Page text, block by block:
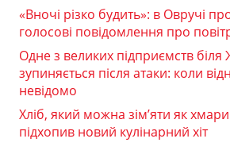
«Вночі різко будить»: в Овручі
голосові повідомлення про
Одне з великих підприємств
зупиняється після атаки: коли
невідомо
Хліб, який можна зім’яти як
підхопив новий кулінарний хіт